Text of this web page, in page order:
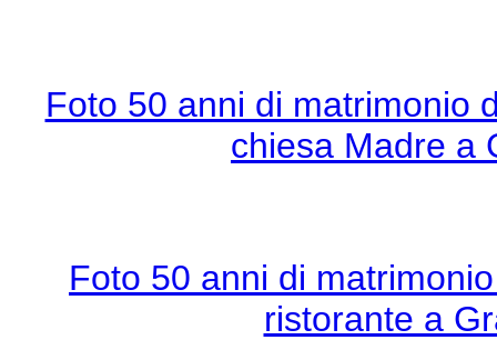
Foto 50 anni di matrimonio
chiesa Madre a
Foto 50 anni di
ristorante a